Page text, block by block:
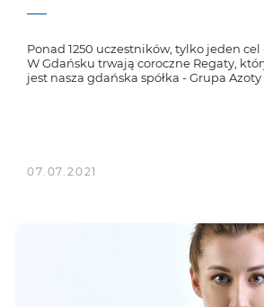
Ponad 1250 uczestników, tylko jeden
W Gdańsku trwają coroczne Regaty,
jest nasza gdańska spółka - Grupa Azoty
07.07.2021